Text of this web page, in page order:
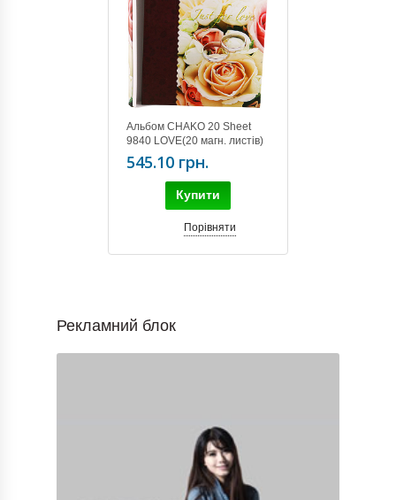
Альбом CHAKO 20 Sheet
9840 LOVE(20 магн. листів)
Rings
545.10 грн.
Купити
Порівняти
Рекламний блок